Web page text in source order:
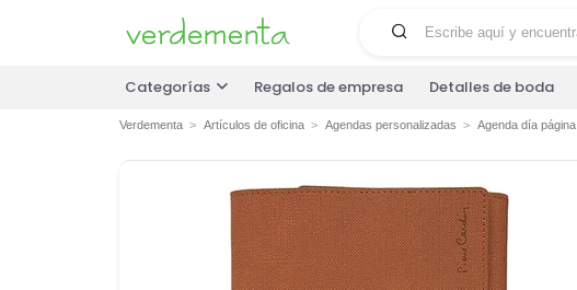
Categorías Regalos de empresa Detalles de boda
Verdementa Artículos de oficina Agendas personalizadas Agenda día página